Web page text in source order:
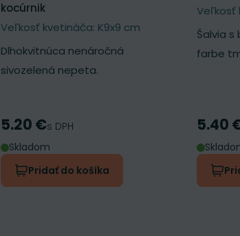
kocúrnik
Veľkosť kvetináča: K9x9 cm
Dlhokvitnúca nenáročná
sivozelená nepeta.
Cena
5.20 €s DPH
Skladom
Pridať do košíka
Veľkosť
Šalvia
farbe
Cena
5.40